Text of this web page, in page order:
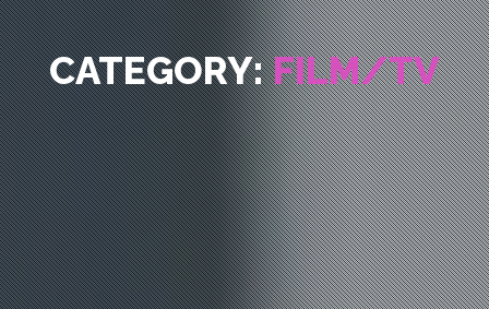
CATEGORY:FILM/TV